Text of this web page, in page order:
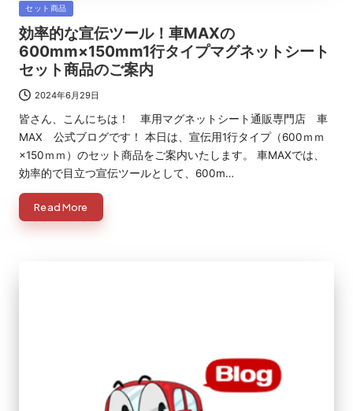
Posted
in
セット商品
効率的な宣伝ツール！車MAXの
600mm×150mm1行タイプマグネットシート
セット商品のご案内
2024年6月29日
皆さん、こんにちは！ 車用マグネットシート通販専門店 車
MAX 公式ブログです！ 本日は、宣伝用1行タイプ（600ｍｍ
×150ｍｍ）のセット商品をご案内いたします。 車MAXでは、
効率的で目立つ宣伝ツールとして、600m…
Read More